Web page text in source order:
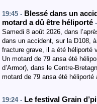
19:45 - Blessé dans un
motard a dû être héliporté
Samedi 8 août 2026, dans
dans un accident, sur la D108,
fracture grave, il a été héliporté
Un motard de 79 ansa été
d’Armor), dans le Centre-
motard de 79 ansa été
19:24 - Le festival Grain